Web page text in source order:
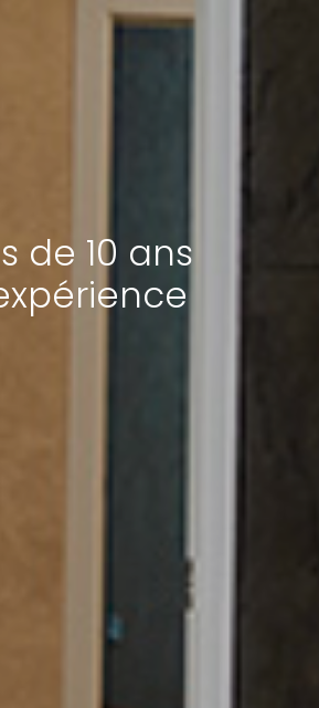
de 10 ans